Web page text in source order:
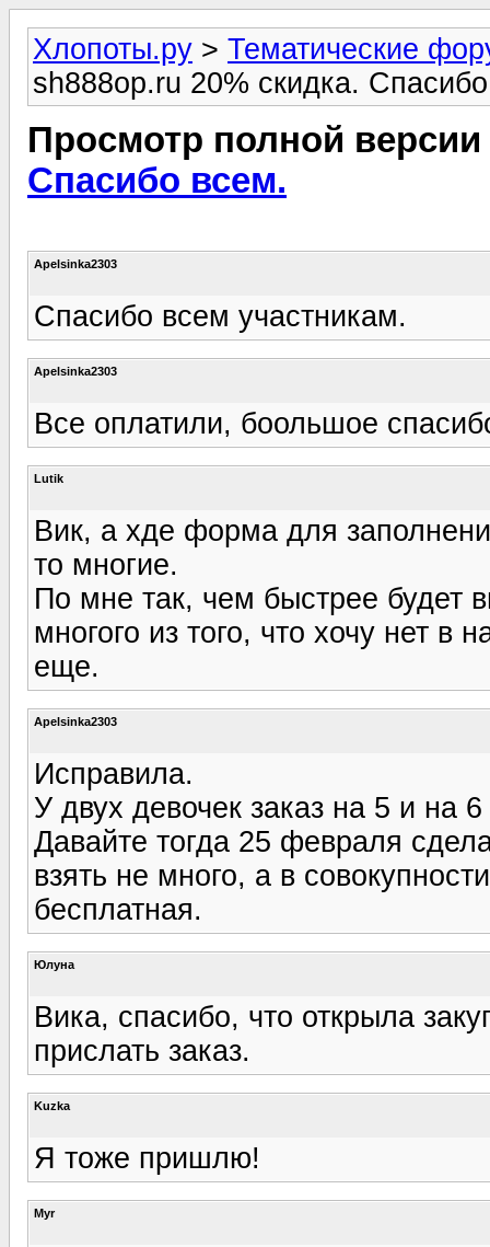
Хлопоты.ру > Тематические
sh888op.ru 20% скидка.
Просмотр полной
Спасибо всем.
Apelsinka2303
Спасибо всем участникам.
Apelsinka2303
Все оплатили, боольшое
Lutik
Вик, а хде форма для
то многие.
По мне так, чем быстрее будет
многого из того, что хочу нет в
еще.
Apelsinka2303
Исправила.
У двух девочек заказ на 5 и
Давайте тогда 25 февраля
взять не много, а в
бесплатная.
Юлуна
Вика, спасибо, что открыла
прислать заказ.
Kuzka
Я тоже пришлю!
Myr